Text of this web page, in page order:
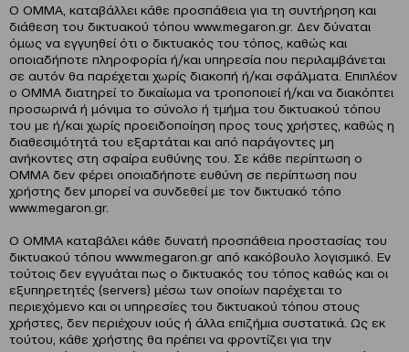
Ο ΟΜΜΑ, καταβάλλει κάθε προσπάθεια για τη συντήρηση και
διάθεση του δικτυακού τόπου www.megaron.gr. Δεν δύναται
όμως να εγγυηθεί ότι ο δικτυακός του τόπος, καθώς και
οποιαδήποτε πληροφορία ή/και υπηρεσία που περιλαμβάνεται
σε αυτόν θα παρέχεται χωρίς διακοπή ή/και σφάλματα. Επιπλέον
ο OMMA διατηρεί το δικαίωμα να τροποποιεί ή/και να διακόπτει
προσωρινά ή μόνιμα το σύνολο ή τμήμα του δικτυακού τόπου
του με ή/και χωρίς προειδοποίηση προς τους χρήστες, καθώς η
διαθεσιμότητά του εξαρτάται και από παράγοντες μη
ανήκοντες στη σφαίρα ευθύνης του. Σε κάθε περίπτωση ο
OMMA δεν φέρει οποιαδήποτε ευθύνη σε περίπτωση που
χρήστης δεν μπορεί να συνδεθεί με τον δικτυακό τόπο
www.megaron.gr.
Ο OMMA καταβάλει κάθε δυνατή προσπάθεια προστασίας του
δικτυακού τόπου www.megaron.gr από κακόβουλο λογισμικό. Εν
τούτοις δεν εγγυάται πως ο δικτυακός του τόπος καθώς και οι
εξυπηρετητές (servers) μέσω των οποίων παρέχεται το
περιεχόμενο και οι υπηρεσίες του δικτυακού τόπου στους
χρήστες, δεν περιέχουν ιούς ή άλλα επιζήμια συστατικά. Ως εκ
τούτου, κάθε χρήστης θα πρέπει να φροντίζει για την